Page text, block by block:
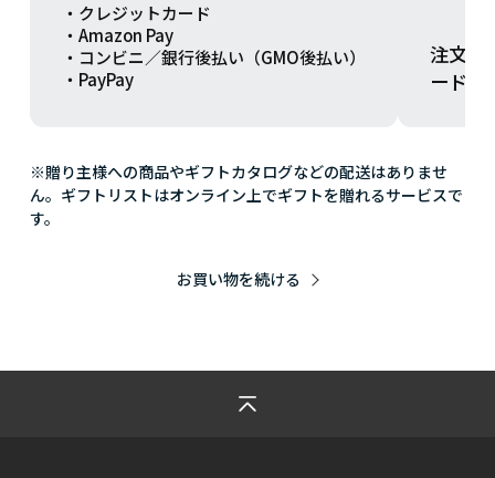
・クレジットカード
・Amazon Pay
・コンビニ／銀行後払い（GMO後払い）
・PayPay
注文方
ードを
※贈り主様への商品やギフトカタログなどの配送はありませ
ん。ギフトリストはオンライン上でギフトを贈れるサービスで
す。
お買い物を続ける